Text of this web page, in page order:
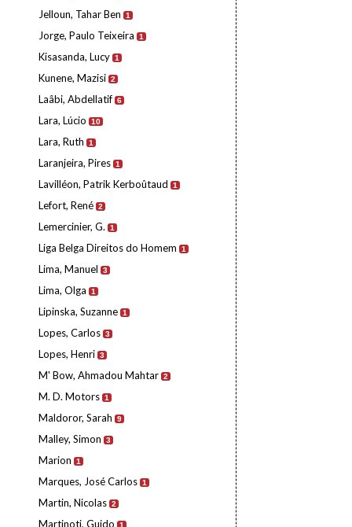
Jelloun, Tahar Ben 1
Jorge, Paulo Teixeira 1
Kisasanda, Lucy 1
Kunene, Mazisi 2
Laâbi, Abdellatif 6
Lara, Lúcio 10
Lara, Ruth 1
Laranjeira, Pires 1
Lavilléon, Patrik Kerboûtaud 1
Lefort, René 2
Lemercinier, G. 1
Liga Belga Direitos do Homem 1
Lima, Manuel 3
Lima, Olga 1
Lipinska, Suzanne 1
Lopes, Carlos 3
Lopes, Henri 3
M' Bow, Ahmadou Mahtar 2
M. D. Motors 1
Maldoror, Sarah 9
Malley, Simon 3
Marion 1
Marques, José Carlos 1
Martin, Nicolas 2
Martinoti, Guido 1